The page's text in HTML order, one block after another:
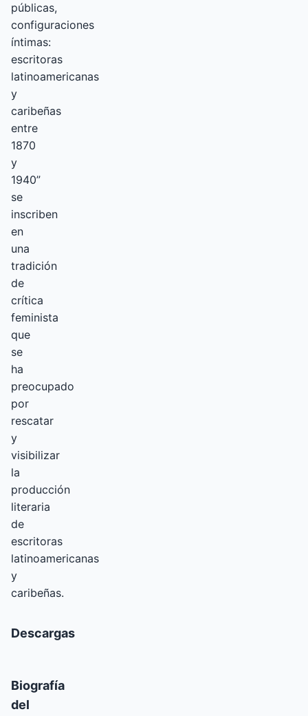
públicas,
configuraciones
íntimas:
escritoras
latinoamericanas
y
caribeñas
entre
1870
y
1940”
se
inscriben
en
una
tradición
de
crítica
feminista
que
se
ha
preocupado
por
rescatar
y
visibilizar
la
producción
literaria
de
escritoras
latinoamericanas
y
caribeñas.
Descargas
Biografía
del